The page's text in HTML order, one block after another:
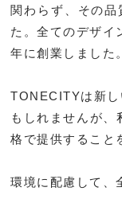
関わらず、その
た。全てのデザイ
年に創業しました。
TONECITYは新し
もしれませんが
格で提供すること
環境に配慮して、